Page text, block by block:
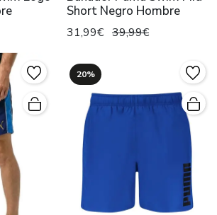
Short Negro Hombre
31,99€ 39,99€
20%